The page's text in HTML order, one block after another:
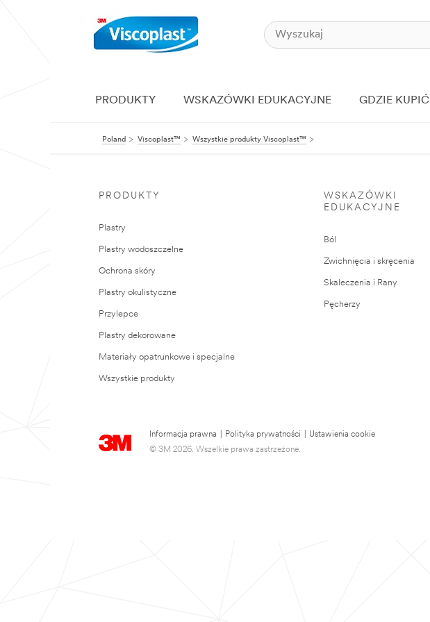
PRODUKTY WSKAZÓWKI EDUKACYJNE GDZIE KUPIĆ
Poland Viscoplast™ Wszystkie produkty Viscoplast™
PRODUKTY
Plastry
Plastry wodoszczelne
Ochrona skóry
Plastry okulistyczne
Przylepce
Plastry dekorowane
Materiały opatrunkowe i specjalne
Wszystkie produkty
WSKAZÓWKI
EDUKACYJNE
Ból
Zwichnięcia i skręcenia
Skaleczenia i Rany
Pęcherzy
Informacja prawna Polityka prywatności
Ustawienia cookie
© 3M 2026. Wszelkie prawa zastrzeżone.